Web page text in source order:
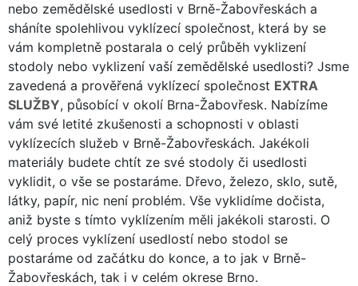
nebo zemědělské usedlosti v Brně-Žabovřeskách a
sháníte spolehlivou vyklízecí společnost, která by se
vám kompletně postarala o celý průběh vyklizení
stodoly nebo vyklizení vaší zemědělské usedlosti? Jsme
zavedená a prověřená vyklízecí společnost EXTRA
SLUŽBY, působící v okolí Brna-Žabovřesk. Nabízíme
vám své letité zkušenosti a schopnosti v oblasti
vyklízecích služeb v Brně-Žabovřeskách. Jakékoli
materiály budete chtít ze své stodoly či usedlosti
vyklidit, o vše se postaráme. Dřevo, železo, sklo, sutě,
látky, papír, nic není problém. Vše vyklidíme dočista,
aniž byste s tímto vyklízením měli jakékoli starosti. O
celý proces vyklízení usedlostí nebo stodol se
postaráme od začátku do konce, a to jak v Brně-
Žabovřeskách, tak i v celém okrese Brno.